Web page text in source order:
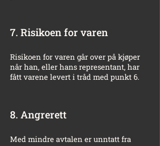
7. Risikoen for varen
Risikoen for varen går over på kjøper
når han, eller hans representant, har
fått varene levert i tråd med punkt 6.
8. Angrerett
Med mindre avtalen er unntatt fra